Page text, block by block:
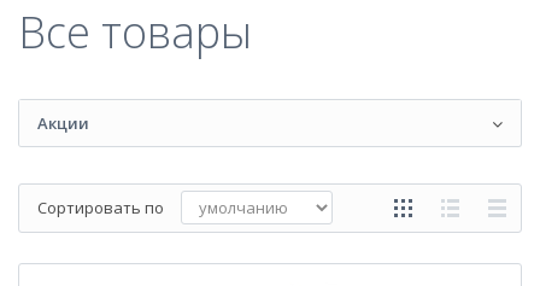
Все товары
Акции
Сортировать по